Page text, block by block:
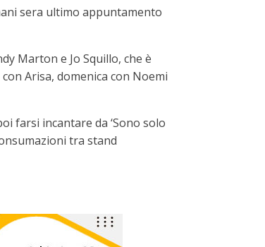
sera ultimo appuntamento
Marton e Jo Squillo, che è
Arisa, domenica con Noemi
farsi incantare da ‘Sono solo
tra stand